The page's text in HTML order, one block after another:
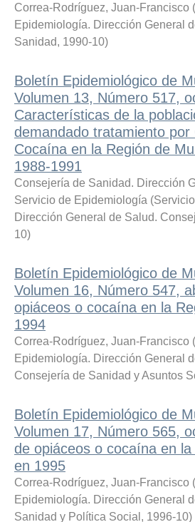
Correa-Rodríguez, Juan-Francisco (
Epidemiología. Dirección General
Sanidad, 1990-10)
Boletín Epidemiológico de
Volumen 13, Número 517,
Características de la
demandado tratamiento por
Cocaína en la Región de
1988-1991
Consejería de Sanidad. Dirección
Servicio de Epidemiología (
Dirección General de Salud.
10)
Boletín Epidemiológico de
Volumen 16, Número 547,
opiáceos o cocaína en la
1994
Correa-Rodríguez, Juan-Francisco (
Epidemiología. Dirección General
Consejería de Sanidad y Asuntos
Boletín Epidemiológico de
Volumen 17, Número 565,
de opiáceos o cocaína en
en 1995
Correa-Rodríguez, Juan-Francisco (
Epidemiología. Dirección General
Sanidad y Política Social , 1996-10)